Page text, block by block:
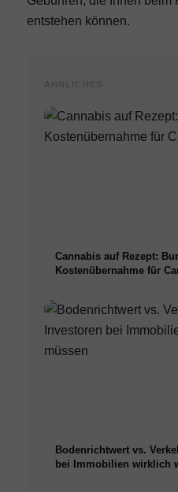
entstehen können.
Cannabis auf Rezept:
Kostenübernahme für
Bodenrichtwert vs.
bei Immobilien wirklich